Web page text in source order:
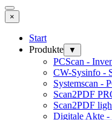
×
Start
Produkte
▼
PCScan -
CW-Sysinfo -
Systemscan -
Scan2PDF
Scan2PDF
Digitale Akte